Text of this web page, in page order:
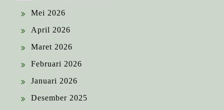
Mei 2026
April 2026
Maret 2026
Februari 2026
Januari 2026
Desember 2025